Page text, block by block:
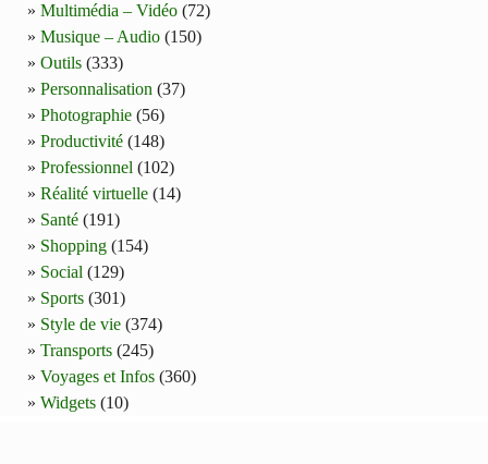
Multimédia – Vidéo (72)
Musique – Audio (150)
Outils (333)
Personnalisation (37)
Photographie (56)
Productivité (148)
Professionnel (102)
Réalité virtuelle (14)
Santé (191)
Shopping (154)
Social (129)
Sports (301)
Style de vie (374)
Transports (245)
Voyages et Infos (360)
Widgets (10)